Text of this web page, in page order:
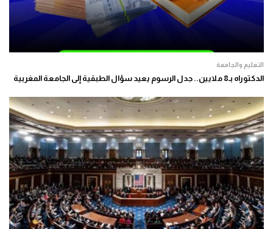
التعليم والجامعة
الدكتوراه بـ8 ملايين.. جدل الرسوم يعيد سؤال الطبقية إلى الجامعة المغربية